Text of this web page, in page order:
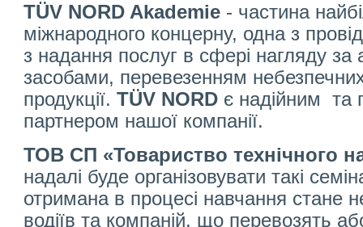
TÜV NORD Akademie - частина
міжнародного концерну, одна з
з надання послуг в сфері нагляду за
засобами, перевезенням
продукції.TÜV NORD є надійним та
партнером нашої компанії.
ТОВ СП «Товариство технічного
надалі буде організовувати такі
отримана в процесі навчання стане
водіїв та компаній, що перевозять